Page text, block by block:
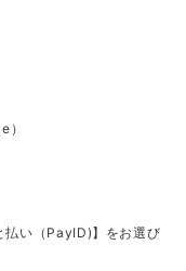
払い（PayID)】をお選び